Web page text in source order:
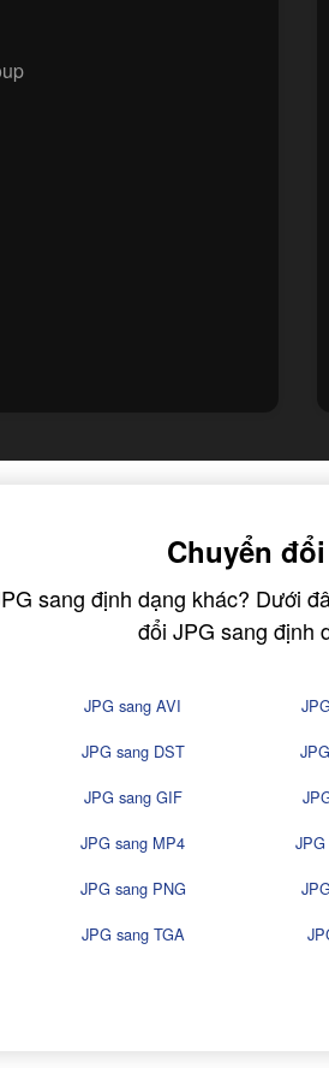
Chuyển
sang định dạng khác? Dưới
đổi JPG sang định
JPG sang AVI
JPG sang DST
JPG sang GIF
JPG sang MP4
JPG sang PNG
JPG sang TGA